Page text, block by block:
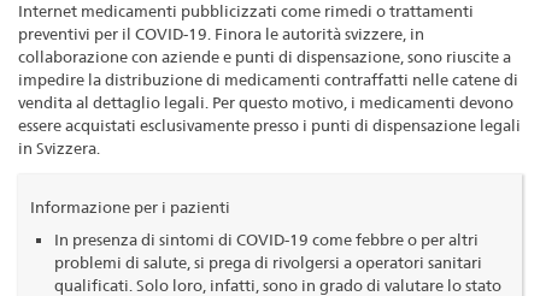
Internet medicamenti pubblicizzati come rimedi o trattamenti
preventivi per il COVID-19. Finora le autorità svizzere, in
collaborazione con aziende e punti di dispensazione, sono riuscite a
impedire la distribuzione di medicamenti contraffatti nelle catene di
vendita al dettaglio legali. Per questo motivo, i medicamenti devono
essere acquistati esclusivamente presso i punti di dispensazione legali
in Svizzera.
Informazione per i pazienti
In presenza di sintomi di COVID-19 come febbre o per altri
problemi di salute, si prega di rivolgersi a operatori sanitari
qualificati. Solo loro, infatti, sono in grado di valutare lo stato